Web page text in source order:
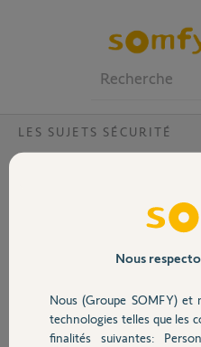
Volet
Sécurité
LES SUJETS SÉCURITÉ
KIDS notification
j'ai activé le suivi présence kid
départ de mon enfant je ne vois
il y a plus de 6 ans
Participer
Nous
Nous (Groupe SOMFY) et
technologies telles que les
finalités suivantes: